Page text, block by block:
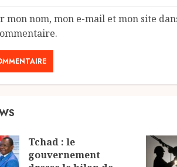
mon nom, mon e-mail et mon site
Tchad : le
gouvernement